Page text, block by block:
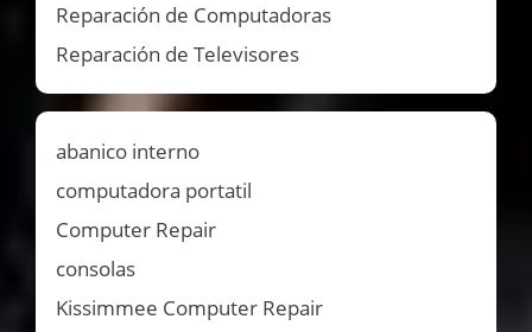
Reparación de Computadoras
Reparación de Televisores
abanico interno
computadora portatil
Computer Repair
consolas
Kissimmee Computer Repair